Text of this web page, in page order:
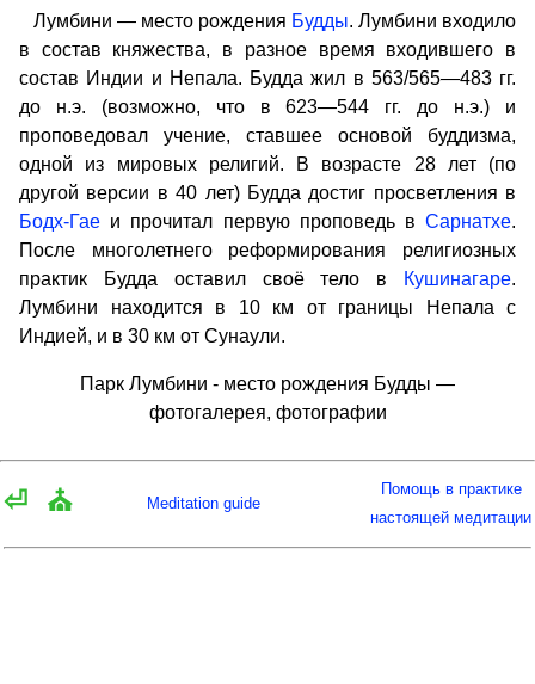
Лумбини — место рождения Будды. Лумбини входило
в состав княжества, в разное время входившего в
состав Индии и Непала. Будда жил в 563/565—483 гг.
до н.э. (возможно, что в 623—544 гг. до н.э.) и
проповедовал учение, ставшее основой буддизма,
одной из мировых религий. В возрасте 28 лет (по
другой версии в 40 лет) Будда достиг просветления в
Бодх-Гае и прочитал первую проповедь в Сарнатхе.
После многолетнего реформирования религиозных
практик Будда оставил своё тело в
Кушинагаре.
Лумбини находится в 10 км от границы Непала с
Индией, и в 30 км от Сунаули.
Парк Лумбини - место рождения Будды —
фотогалерея, фотографии
⏎ ⛪ Meditation guide
Помощь в практике
настоящей медитации